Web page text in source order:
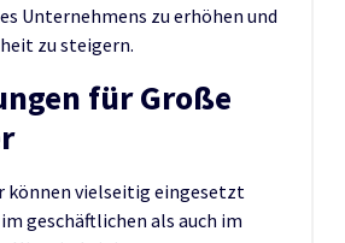
Unternehmens zu erhöhen und
zu steigern.
für Große
können vielseitig eingesetzt
geschäftlichen als auch im